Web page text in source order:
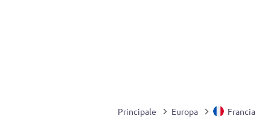
Principale Europa Francia